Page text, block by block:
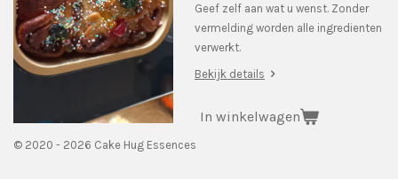
Geef zelf aan wat u wenst. Zonder
vermelding worden alle ingredienten
verwerkt.
Bekijk details
In winkelwagen
© 2020 - 2026 Cake Hug Essences